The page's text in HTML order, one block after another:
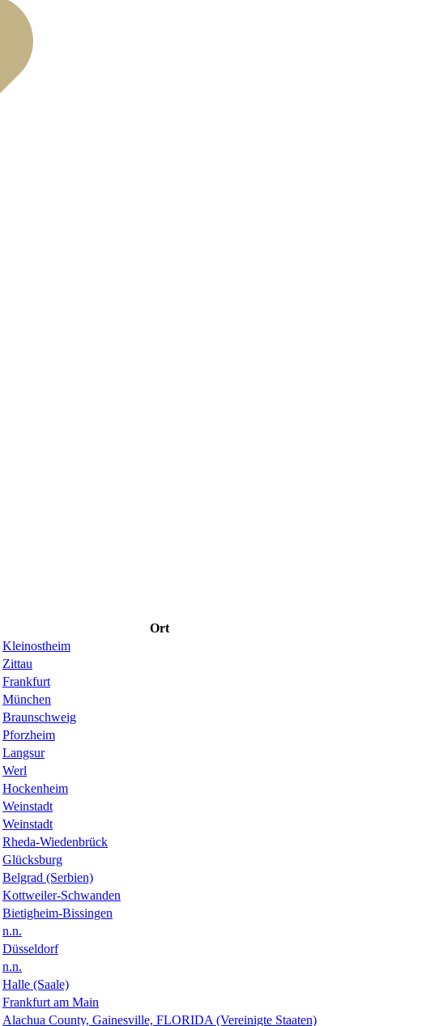
Ort
Kleinostheim
Zittau
Frankfurt
München
Braunschweig
Pforzheim
Langsur
Werl
Hockenheim
Weinstadt
Weinstadt
Rheda-Wiedenbrück
Glücksburg
Belgrad (Serbien)
Kottweiler-Schwanden
Bietigheim-Bissingen
n.n.
Düsseldorf
n.n.
Halle (Saale)
Frankfurt am Main
Alachua County, Gainesville, FLORIDA (Vereinigte Staaten)